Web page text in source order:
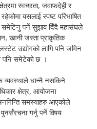
स्वच्छता, जवाफदेही र
रहेकोमा यसलाई स्पष्ट परिभाषित
समेटिनु पर्ने सुझाव र्दिंदै महासंघले
खानी जस्ता प्राकृतिक
उद्योगको लागि पनि जमिन
पनि समेटेको छ ।
व्यवस्थाले धान्नै नसकिने
क्षेत्र, आयोजना
समस्याहरु आएकोले
गर्नु पर्ने विषय